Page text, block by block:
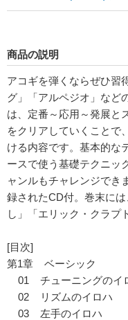
商品の説明
アコギを弾くならぜひ習
グ」「アルペジオ」など
は、定番～応用～発展と
をクリアしていくことで
ける内容です。基本的な
ースで使う基礎テクニッ
ャンルもチャレンジでき
録されたCD付。巻末に
し」「エリック・クラプ
[目次]
第1章 ベーシック
01 チューニングのイ
02 リズムのイロハ
03 左手のイロハ